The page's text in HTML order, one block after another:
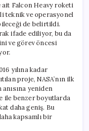
ait Falcon Heavy roketi
teknik ve operasyonel
de belirtildi.
ifade ediliyor, bu da
ve görev öncesi
yılına kadar
proje, NASA’nın ilk
yeniden
ile benzer boyutlarda
daha geniş. Bu
kapsamlı bir